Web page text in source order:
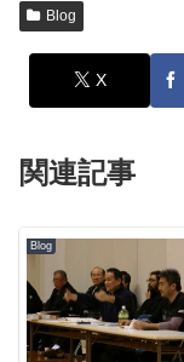
Blog
X
関連記事
Blog